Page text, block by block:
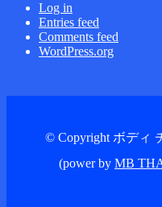
Log in
Entries feed
Comments feed
WordPress.org
© Copyright ボディ
(power by MB